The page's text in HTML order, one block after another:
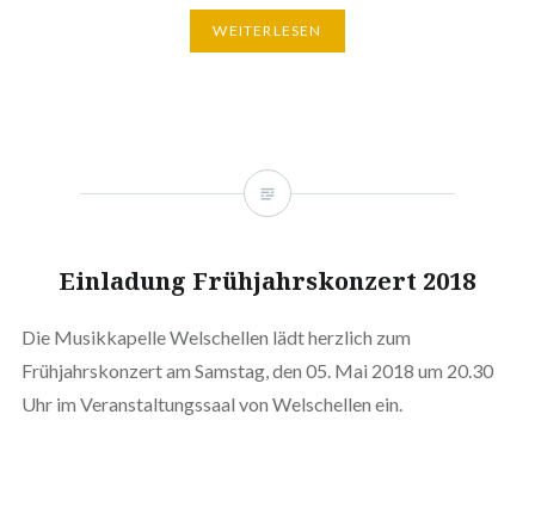
WEITERLESEN
Einladung Frühjahrskonzert 2018
Die Musikkapelle Welschellen lädt herzlich zum
Frühjahrskonzert am Samstag, den 05. Mai 2018 um 20.30
Uhr im Veranstaltungssaal von Welschellen ein.